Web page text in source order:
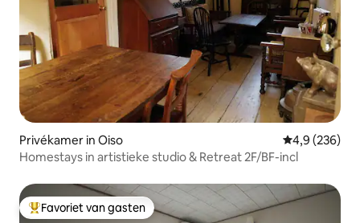
Privékamer in Oiso Gemiddelde
4,9 (236)
Homestays in artistieke studio & Retreat 2F/BF-incl
Topfavoriet van gasten
Favoriet van gasten